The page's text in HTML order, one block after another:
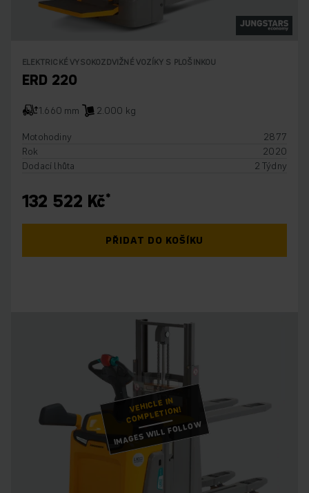
ELEKTRICKÉ VYSOKOZDVIŽNÉ VOZÍKY S PLOŠINKOU
ERD 220
1.660 mm
2.000 kg
Motohodiny
2877
Rok
2020
Dodací lhůta
2 Týdny
132 522 Kč
PŘIDAT DO KOŠÍKU
VEHICLE IN
COMPLETION!
IMAGES WILL FOLLOW